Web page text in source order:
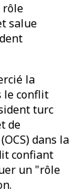
rôle
salue
la
le conflit
turc
de
dans la
confiant
un "rôle